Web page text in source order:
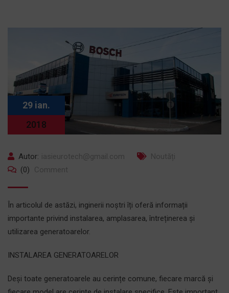
29 ian.
2018
Autor:
(0)
În articolul de astăzi, inginerii noștri îți oferă informații
importante privind instalarea, amplasarea, întreținerea și
utilizarea generatoarelor.
INSTALAREA GENERATOARELOR
Deși toate generatoarele au cerințe comune, fiecare marcă și